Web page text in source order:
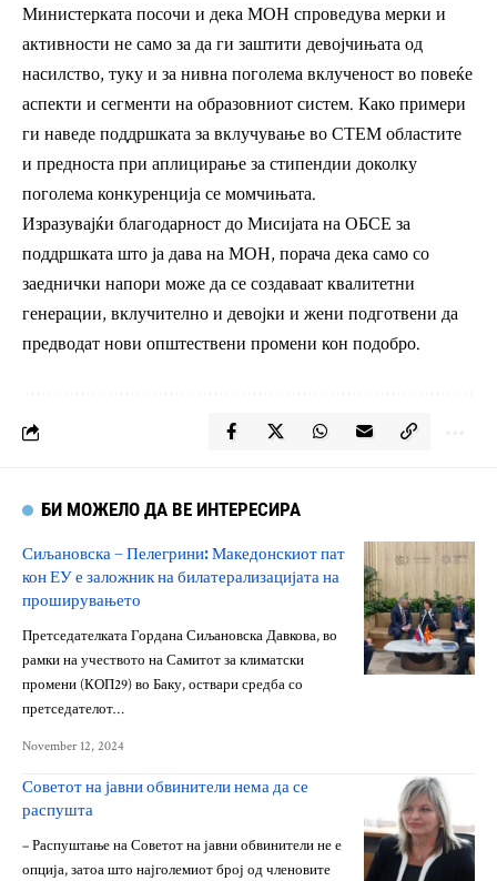
Министерката посочи и дека МОН спроведува мерки и
активности не само за да ги заштити девојчињата од
насилство, туку и за нивна поголема вклученост во повеќе
аспекти и сегменти на образовниот систем. Како примери
ги наведе поддршката за вклучување во СТЕМ областите
и предноста при аплицирање за стипендии доколку
поголема конкуренција се момчињата.
Изразувајќи благодарност до Мисијата на ОБСЕ за
поддршката што ја дава на МОН, порача дека само со
заеднички напори може да се создаваат квалитетни
генерации, вклучително и девојки и жени подготвени да
предводат нови општествени промени кон подобро.
БИ МОЖЕЛО ДА ВЕ ИНТЕРЕСИРА
Сиљановска – Пелегрини: Македонскиот пат
кон ЕУ е заложник на билатерализацијата на
проширувањето
Претседателката Гордана Сиљановска Давкова, во
рамки на учеството на Самитот за климатски
промени (КОП29) во Баку, оствари средба со
претседателот…
November 12, 2024
Советот на јавни обвинители нема да се
распушта
– Распуштање на Советот на јавни обвинители не е
опција, затоа што најголемиот број од членовите